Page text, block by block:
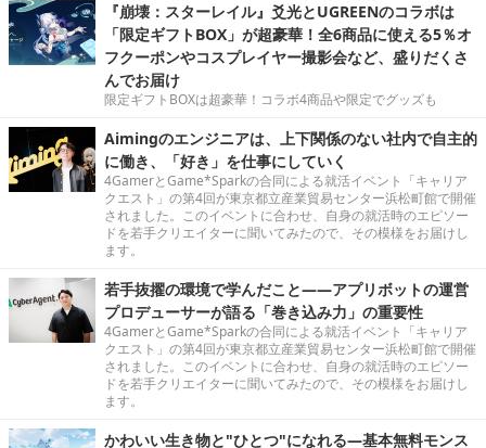
『崩壊：スターレイル』爻光とUGREENのコラボは
「限定ギフトBOX」が超豪華！全6商品に使える5％オ
フクーポンやコスプレイヤー撮影会など、盛りだくさ
んでお届け
限定ギフトBOXは超豪華！コラボ4商品や限定でグッズも
Aimingのエンジニアは、上下関係のない社内で自主的
に働き、「好き」を仕事にしていく
4GamerとGame*Sparkの合同による就活イベント「キャリア
クエスト」の第4回が東京都立産業貿易センター浜松町館で開催
されました。このイベントに合わせ、自身の就活時のエピソー
ドを若手クリエイターに聞いてみたので、その模様をお届けし
ます。
若手抜擢の環境で学んだこと――アプリボットの運営
プロデューサーが語る「巻き込み力」の重要性
4GamerとGame*Sparkの合同による就活イベント「キャリア
クエスト」の第4回が東京都立産業貿易センター浜松町館で開催
されました。このイベントに合わせ、自身の就活時のエピソー
ドを若手クリエイターに聞いてみたので、その模様をお届けし
ます。
かわいい生き物と"ひとつ"になれる―基本無料モンス